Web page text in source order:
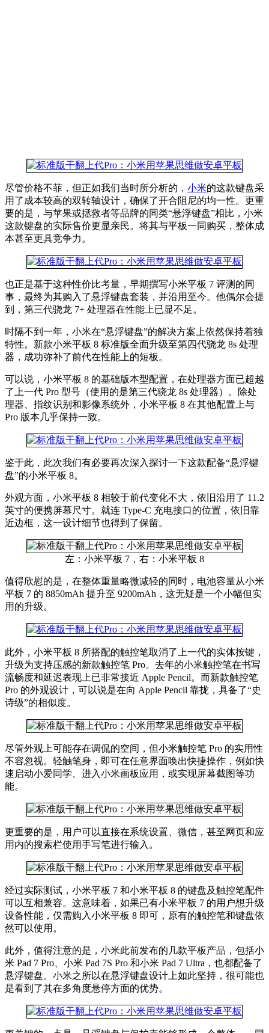
尽管价格不菲，但正如我们当时所分析的， 小米的这款键盘采
用了成本较高的双转轴设计，确保了开合阻尼的均一性。更重
要的是，与苹果或拯救者等品牌的同类“悬浮键盘”相比，小米
这款键盘的实际售价更显亲民。将其与平板一同购买，整体成
本甚至更具竞争力。
也正是基于这种性价比考量，早期撰写小米平板 7 评测的同
事，最终为其购入了悬浮键盘套装，并沿用至今。他偶尔会提
到，第三代骁龙 7+ 处理器在性能上已显不足。
时隔不到一年，小米在“悬浮键盘”的解决方案上依然保持着独
特性。新款小米平板 8 标准版全面升级至第四代骁龙 8s 处理
器，成功弥补了前代在性能上的短板。
可以说，小米平板 8 的基础版本型配置，在处理器方面已超越
了上一代 Pro 型号（使用的是第三代骁龙 8s 处理器）。除处
理器、指纹识别和影像系统外，小米平板 8 在其他配置上与
Pro 版本几乎保持一致。
鉴于此，此次我们有必要再次深入探讨一下这款配备“悬浮键
盘”的小米平板 8。
外观方面，小米平板 8 相较于前代变化不大，依旧沿用了 11.2
英寸的便携屏幕尺寸。就连 Type-C 充电接口的位置，依旧靠
近边框，这一设计细节也得到了保留。
左：小米平板 7，右：小米平板 8
值得欣慰的是，在整体重量略微减轻的同时，电池容量从小米
平板 7 的 8850mAh 提升至 9200mAh，这无疑是一个小幅但实
用的升级。
此外，小米平板 8 所搭配的触控笔取消了上一代的实体按键，
升级为支持压感的新款触控笔 Pro。去年的小米触控笔在书写
流畅度和延迟表现上已非常接近 Apple Pencil。而新款触控笔
Pro 的外观设计，可以说是在向 Apple Pencil 靠拢，具备了“史
诗级”的相似度。
尽管外观上可能存在调侃的空间，但小米触控笔 Pro 的实用性
不容忽视。轻触笔身，即可在任意界面唤出快捷操作，例如快
速启动小爱同学、进入小米画板应用，或实现屏幕截图等功
能。
更重要的是，用户可以直接在系统设置、微信，甚至网页和应
用内的搜索栏使用手写笔进行输入。
经过实际测试，小米平板 7 和小米平板 8 的键盘及触控笔配件
可以互相兼容。这意味着，如果已有小米平板 7 的用户想升级
设备性能，仅需购入小米平板 8 即可，原有的触控笔和键盘依
然可以使用。
此外，值得注意的是，小米此前发布的几款平板产品，包括小
米 Pad 7 Pro、小米 Pad 7S Pro 和小米 Pad 7 Ultra，也都配备了
悬浮键盘。小米之所以在悬浮键盘设计上如此坚持，很可能也
是看到了其在多角度悬停方面的优势。